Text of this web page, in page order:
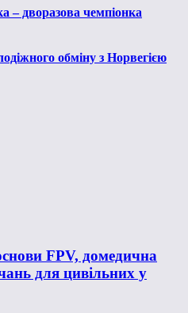
– дворазова чемпіонка
обміну з Норвегією
FPV, домедична
для цивільних у